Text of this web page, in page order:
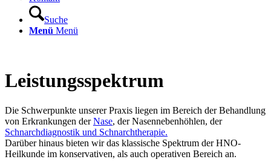
Suche
Menü Menü
Leistungsspektrum
Die Schwerpunkte unserer Praxis liegen im Bereich der Behandlung
von Erkrankungen derNase, der Nasennebenhöhlen, der
Schnarchdiagnostik und Schnarchtherapie.
Darüber hinaus bieten wir das klassische Spektrum der HNO-
Heilkunde im konservativen, als auch operativen Bereich an.